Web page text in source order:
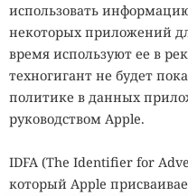
использовать
некоторых приложений
время используют ее в
техногигант не будет
политике в данных
руководством Apple.
IDFA (The Identifier for
который Apple